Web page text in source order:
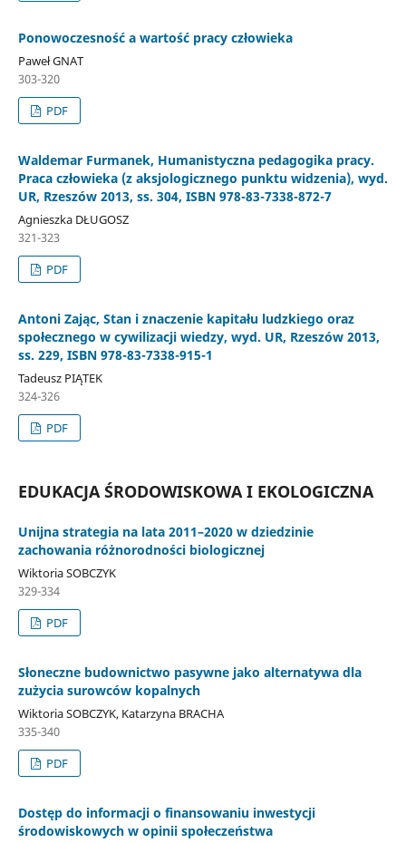
Ponowoczesność a wartość pracy człowieka
Paweł GNAT
303-320
PDF
Waldemar Furmanek, Humanistyczna pedagogika pracy.
Praca człowieka (z aksjologicznego punktu widzenia), wyd.
UR, Rzeszów 2013, ss. 304, ISBN 978-83-7338-872-7
Agnieszka DŁUGOSZ
321-323
PDF
Antoni Zając, Stan i znaczenie kapitału ludzkiego oraz
społecznego w cywilizacji wiedzy, wyd. UR, Rzeszów 2013,
ss. 229, ISBN 978-83-7338-915-1
Tadeusz PIĄTEK
324-326
PDF
EDUKACJA ŚRODOWISKOWA I EKOLOGICZNA
Unijna strategia na lata 2011–2020 w dziedzinie
zachowania różnorodności biologicznej
Wiktoria SOBCZYK
329-334
PDF
Słoneczne budownictwo pasywne jako alternatywa dla
zużycia surowców kopalnych
Wiktoria SOBCZYK, Katarzyna BRACHA
335-340
PDF
Dostęp do informacji o finansowaniu inwestycji
środowiskowych w opinii społeczeństwa